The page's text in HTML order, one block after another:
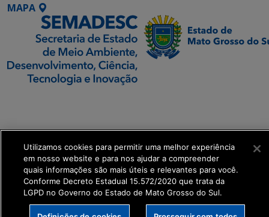
MAPA
Transformação Digital
get_footer();
Utilizamos cookies para permitir uma melhor experiência
em nosso website e para nos ajudar a compreender
quais informações são mais úteis e relevantes para você.
Conforme Decreto Estadual 15.572/2020 que trata da
LGPD no Governo do Estado de Mato Grosso do Sul.